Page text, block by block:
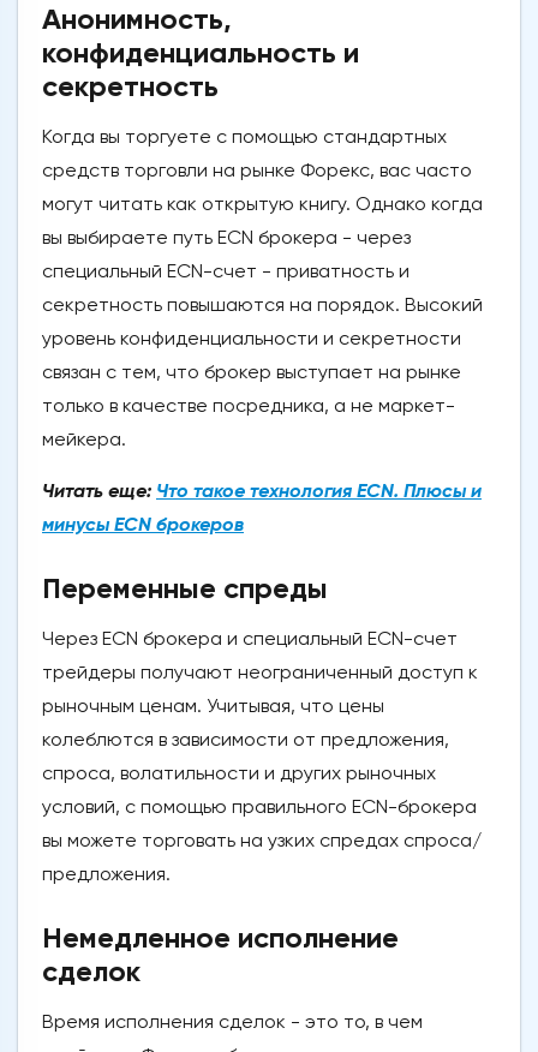
Анонимность,
конфиденциальность и
секретность
Когда вы торгуете с помощью стандартных
средств торговли на рынке Форекс, вас часто
могут читать как открытую книгу. Однако когда
вы выбираете путь ECN брокера - через
специальный ECN-счет - приватность и
секретность повышаются на порядок. Высокий
уровень конфиденциальности и секретности
связан с тем, что брокер выступает на рынке
только в качестве посредника, а не маркет-
мейкера.
Читать еще: Что такое технология ECN. Плюсы и
минусы ECN брокеров
Переменные спреды
Через ECN брокера и специальный ECN-счет
трейдеры получают неограниченный доступ к
рыночным ценам. Учитывая, что цены
колеблются в зависимости от предложения,
спроса, волатильности и других рыночных
условий, с помощью правильного ECN-брокера
вы можете торговать на узких спредах спроса/
предложения.
Немедленное исполнение
сделок
Время исполнения сделок - это то, в чем